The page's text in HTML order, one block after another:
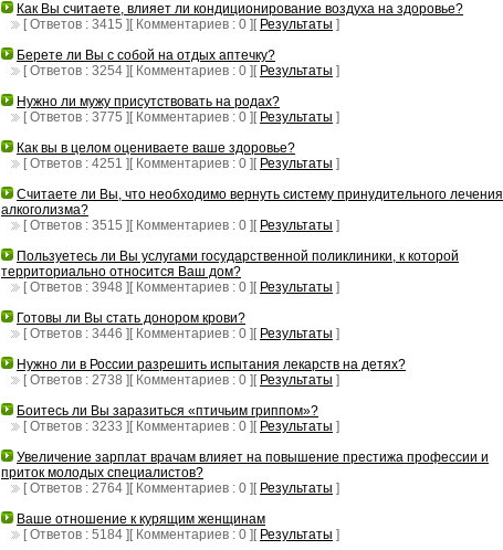
Как Вы считаете, влияет ли кондиционирование воздуха на здоровье?
[ Ответов : 3415 ][ Комментариев : 0 ][ Результаты ]
Берете ли Вы с собой на отдых аптечку?
[ Ответов : 3254 ][ Комментариев : 0 ][ Результаты ]
Нужно ли мужу присутствовать на родах?
[ Ответов : 3775 ][ Комментариев : 0 ][ Результаты ]
Как вы в целом оцениваете ваше здоровье?
[ Ответов : 4251 ][ Комментариев : 0 ][ Результаты ]
Считаете ли Вы, что необходимо вернуть систему принудительного лечения
алкоголизма?
[ Ответов : 3515 ][ Комментариев : 0 ][ Результаты ]
Пользуетесь ли Вы услугами государственной поликлиники, к которой
территориально относится Ваш дом?
[ Ответов : 3948 ][ Комментариев : 0 ][ Результаты ]
Готовы ли Вы стать донором крови?
[ Ответов : 3446 ][ Комментариев : 0 ][ Результаты ]
Нужно ли в России разрешить испытания лекарств на детях?
[ Ответов : 2738 ][ Комментариев : 0 ][ Результаты ]
Боитесь ли Вы заразиться «птичьим гриппом»?
[ Ответов : 3233 ][ Комментариев : 0 ][ Результаты ]
Увеличение зарплат врачам влияет на повышение престижа профессии и
приток молодых специалистов?
[ Ответов : 2764 ][ Комментариев : 0 ][ Результаты ]
Ваше отношение к курящим женщинам
[ Ответов : 5184 ][ Комментариев : 0 ][ Результаты ]